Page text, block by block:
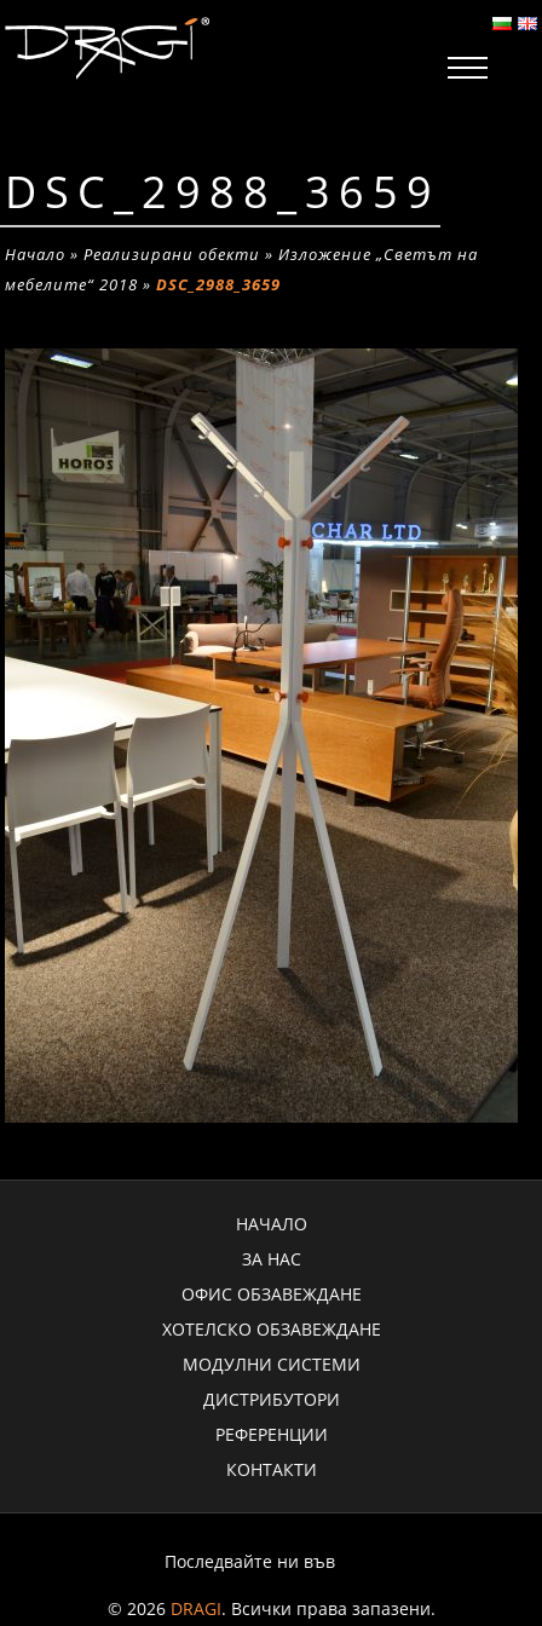
DSC_2988_3659
Начало »Реализирани обекти »Изложение „Светът на
мебелите“ 2018 »DSC_2988_3659
НАЧАЛО
ЗА НАС
ОФИС ОБЗАВЕЖДАНЕ
ХОТЕЛСКО ОБЗАВЕЖДАНЕ
МОДУЛНИ СИСТЕМИ
ДИСТРИБУТОРИ
РЕФЕРЕНЦИИ
КОНТАКТИ
Последвайте ни във
© 2026 DRAGI. Всички права запазени.